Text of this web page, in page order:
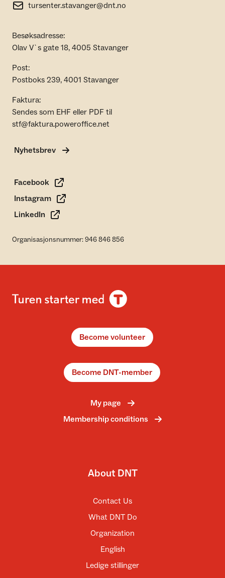
tursenter.stavanger@dnt.no
Besøksadresse:
Olav V`s gate 18, 4005 Stavanger
Post:
Postboks 239, 4001 Stavanger
Faktura:
Sendes som EHF eller PDF til
stf@faktura.poweroffice.net
Nyhetsbrev
Facebook
Instagram
LinkedIn
Organisasjonsnummer: 946 846 856
Become volunteer
Become DNT-member
My page
Membership conditions
About DNT
Contact Us
What DNT Do
Organization
English
Ledige stillinger